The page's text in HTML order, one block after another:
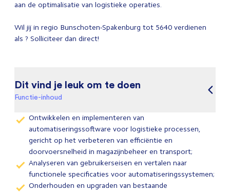
aan de optimalisatie van logistieke operaties.
Wil jij in regio Bunschoten-Spakenburg tot 5640 verdienen
als ? Solliciteer dan direct!
Dit vind je leuk om te doen
Functie-inhoud
Ontwikkelen en implementeren van
automatiseringssoftware voor logistieke processen,
gericht op het verbeteren van efficiëntie en
doorvoersnelheid in magazijnbeheer en transport;
Analyseren van gebruikerseisen en vertalen naar
functionele specificaties voor automatiseringssystemen;
Onderhouden en upgraden van bestaande